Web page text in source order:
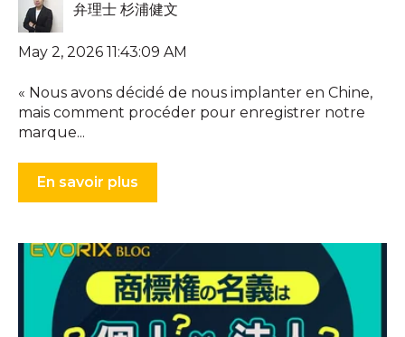
弁理士 杉浦健文
May 2, 2026 11:43:09 AM
« Nous avons décidé de nous implanter en Chine,
mais comment procéder pour enregistrer notre
marque...
En savoir plus